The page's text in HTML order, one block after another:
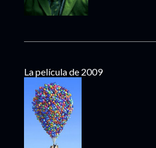
La película de 2009